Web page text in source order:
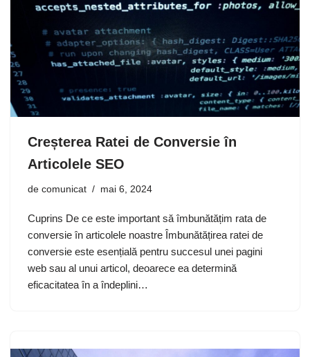
Creșterea Ratei de Conversie în
Articolele SEO
de comunicat mai 6, 2024
Cuprins De ce este important să îmbunătățim rata de
conversie în articolele noastre Îmbunătățirea ratei de
conversie este esențială pentru succesul unei pagini
web sau al unui articol, deoarece ea determină
eficacitatea în a îndeplini…